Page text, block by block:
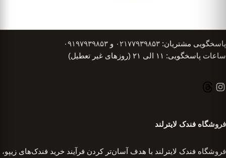
پاسخگویی مشتریان: ۰۲۱۷۷۹۳۹۸۵۳ و ۰۹۱۹۷۹۳۹۸۵۳
ساعات پاسخگویی: ۱۱ الی ۲۱ (روزهای غیر تعطیل)
فروشگاه فندک لایترلند
فروشگاه فندک لایترلند با هدف آسان‌تر کردن فرآیند خرید فندک‌های زیپو،